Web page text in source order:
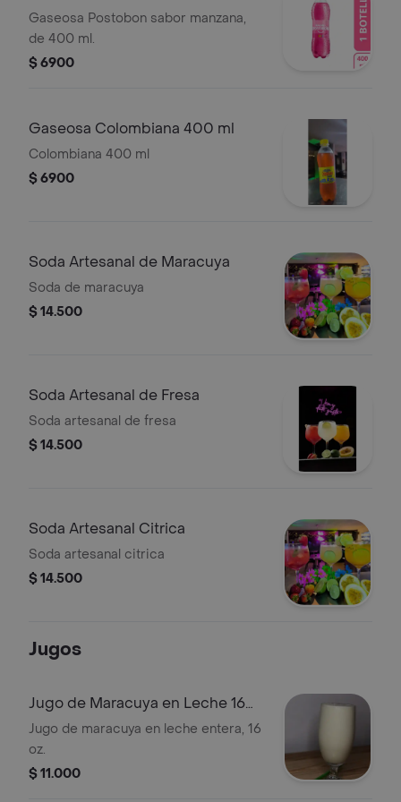
ml
Gaseosa Postobon sabor manzana,
de 400 ml.
$ 6900
Gaseosa Colombiana 400 ml
Colombiana 400 ml
$ 6900
Soda Artesanal de Maracuya
Soda de maracuya
$ 14.500
Soda Artesanal de Fresa
Soda artesanal de fresa
$ 14.500
Soda Artesanal Citrica
Soda artesanal citrica
$ 14.500
Jugos
Jugo de Maracuya en Leche 16
Oz
Jugo de maracuya en leche entera, 16
oz.
$ 11.000